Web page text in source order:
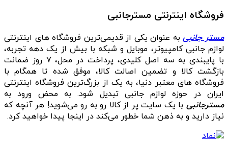
فروشگاه اینترنتی مسترجانبی
مستر جانبیبه عنوان یکی از قدیمی‌ترین فروشگاه های اینترنتی
لوازم جانبی کامپیوتر، موبایل و شبکه با بیش از یک دهه تجربه،
با پایبندی به سه اصل کلیدی، پرداخت در محل، ۷ روز ضمانت
بازگشت کالا و تضمین اصالت کالا، موفق شده تا همگام با
فروشگاه‌ های معتبر دنیا، به یک از بزرگ‌ترین فروشگاه اینترنتی
ایران در حوزه لوازم جانبی تبدیل شود. به محض ورود به
مسترجانبی با یک سایت پر از کالا رو به رو می‌شوید! هر آنچه که
نیاز دارید و به ذهن شما خطور می‌کند در اینجا پیدا خواهید کرد.